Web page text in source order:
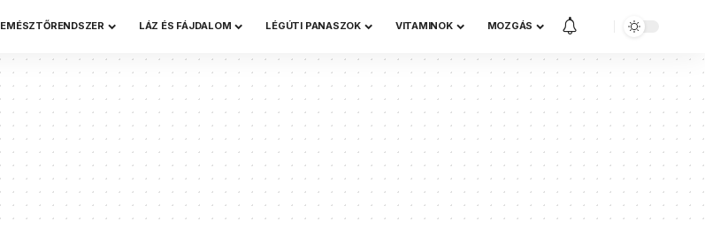
EMÉSZTŐRENDSZER LÁZ ÉS FÁJDALOM LÉGÚTI PANASZOK VITAMINOK MOZGÁS